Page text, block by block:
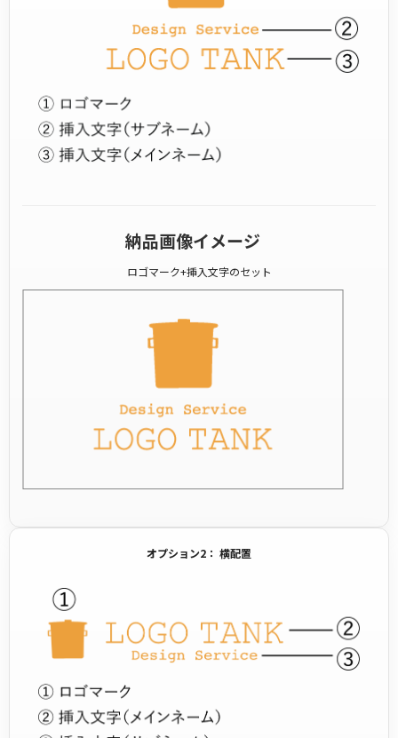
納品画像イメージ
ロゴマーク+挿入文字のセット
オプション2： 横配置